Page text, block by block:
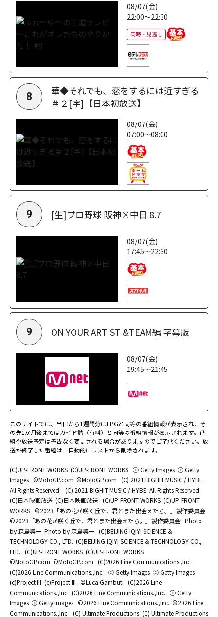
08/07(金)
22:00～22:30
同時・見逃し
8
華◆それでも、恋をするには近すぎる
＃２[字]【日本初放送】
08/07(金)
07:00～08:00
9 [生]プロ野球 阪神×中日 8.7
08/07(金)
17:45～22:30
9 ON YOUR ARTIST &TEAM編 字幕版
08/07(金)
19:45～21:45
このサイトでは、当日から1週間分はEPGと同等の番組情報が表示され、そ
の先1か月後まではガイド誌（有料）と同等の番組情報が表示されます。番
組や放送予定は予告なく変更される場合がありますのでご了承ください。放
送が終了した番組は、自動的にリストから削除されます。
(C)UP-FRONT WORKS (C)UP-FRONT WORKS ⓒ Getty Images ⓒ Getty
Images ©MotoGP.com ©MotoGP.com (C) 2021 BIGHIT MUSIC / HYBE.
All Rights Reserved. (C) 2021 BIGHIT MUSIC / HYBE. All Rights Reserved.
(C)日本映画放送 (C)日本映画放送 (C)UP-FRONT WORKS (C)UP-FRONT
WORKS ©2023「あの花が咲く丘で、君とまた出会えたら。」製作委員会
©2023「あの花が咲く丘で、君とまた出会えたら。」製作委員会 Photo
by 森島興一 Photo by 森島興一 (C)BEIJING IQIYI SCIENCE &
TECHNOLOGY CO., LTD. (C)BEIJING IQIYI SCIENCE & TECHNOLOGY CO.,
LTD. (C)UP-FRONT WORKS (C)UP-FRONT WORKS
©MotoGP.com ©MotoGP.com (C)2026 Line Communications.,Inc.
(C)2026 Line Communications.,Inc. ⓒ Getty Images ⓒ Getty Images
(c)Project III (c)Project III ©Luca Gambuti (C)2026 Line
Communications.,Inc. (C)2026 Line Communications.,Inc. ⓒ Getty
Images ⓒ Getty Images ©2026 Line Communications.,Inc. ©2026 Line
Communications.,Inc. (C) Ultimate Productions (C) Ultimate Productions